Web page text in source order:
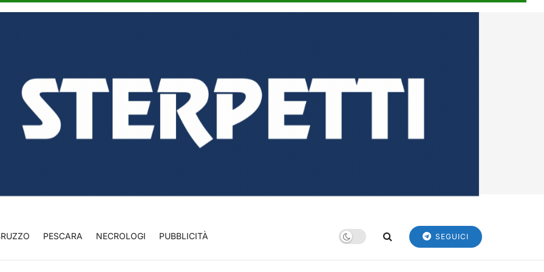
PESCARA NECROLOGI PUBBLICITÀ SEGUICI